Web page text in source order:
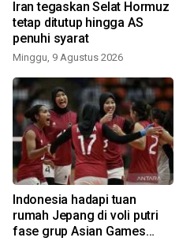
Iran tegaskan Selat Hormuz
tetap ditutup hingga AS
penuhi syarat
Minggu, 9 Agustus 2026
Indonesia hadapi tuan
rumah Jepang di voli putri
fase grup Asian Games